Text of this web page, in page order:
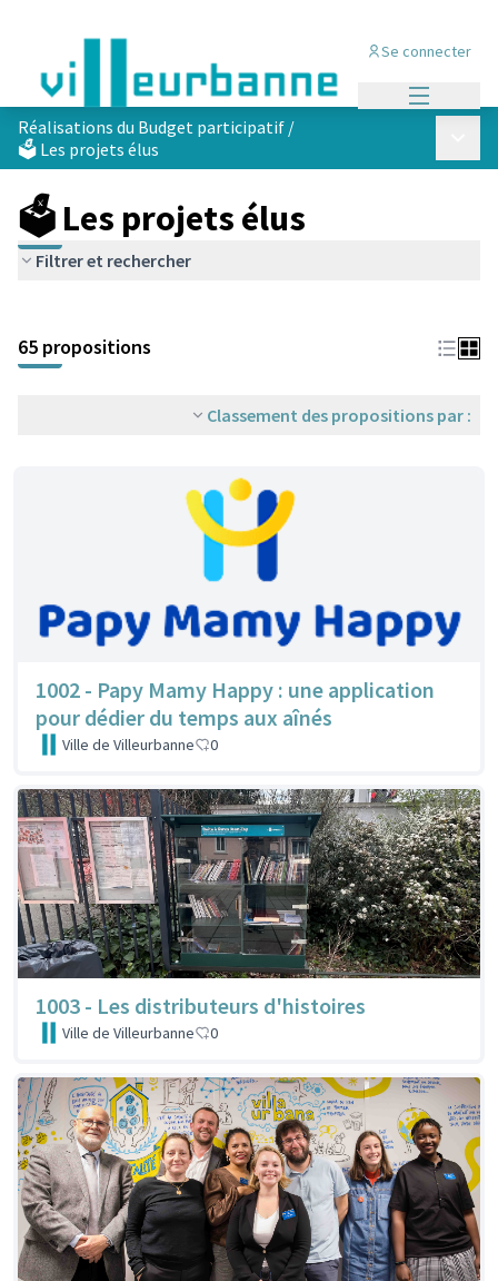
Se connecter
Réalisations du Budget participatif /
🗳️ Les projets élus
🗳️ Les projets élus
Filtrer et rechercher
+
−
65 propositions
Classement des propositions par :
1002 - Papy Mamy Happy : une application
pour dédier du temps aux aînés
Ville de Villeurbanne 0
1003 - Les distributeurs d'histoires
Ville de Villeurbanne 0